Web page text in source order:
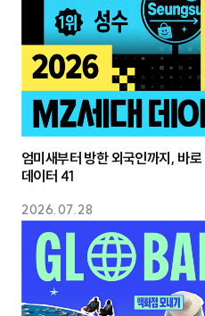
2026.07.28
엄미새부터 방한 외국인까지, 바
데이터 41